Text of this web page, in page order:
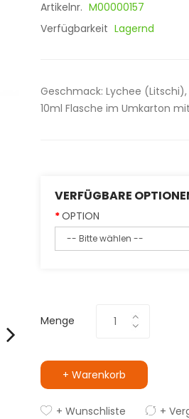
Artikelnr. M00000157
Verfügbarkeit Lagernd
Geschmack: Lychee
10ml Flasche im Umkarton
VERFÜGBARE
OPTION
Menge
+ Warenkorb
+ Wunschliste +